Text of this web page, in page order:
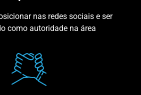
nas redes sociais e ser
como autoridade na área